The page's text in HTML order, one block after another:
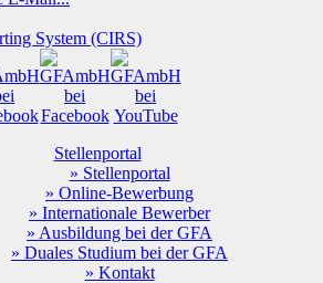
Stellenportal
» Stellenportal
» Online-Bewerbung
» Internationale Bewerber
» Ausbildung bei der GFA
» Duales Studium bei der GFA
» Kontakt